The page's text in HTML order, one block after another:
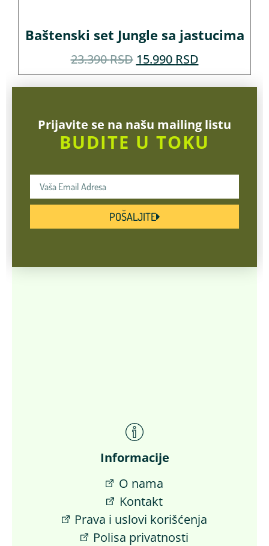
Baštenski set Jungle sa jastucima
23.390RSD 15.990 RSD
Prijavite se na našu mailing listu
BUDITE U TOKU
POŠALJITE
Informacije
O nama
Kontakt
Prava i uslovi korišćenja
Polisa privatnosti